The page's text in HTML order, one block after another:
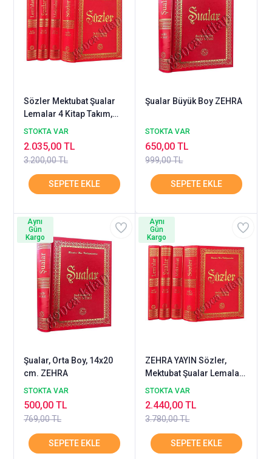
Sözler Mektubat Şualar
Lemalar 4 Kitap Takım,
Orta Boy 14x20 cm
STOKTA VAR
3.200,00 TL
2.035,00 TL
Şualar Büyük Boy ZEHRA
STOKTA VAR
999,00 TL
650,00 TL
Şualar, Orta Boy, 14x20
cm. ZEHRA
STOKTA VAR
769,00 TL
500,00 TL
Aynı
Gün
Kargo
ZEHRA YAYIN Sözler,
Mektubat Şualar Lemalar,
4 Kitap Set, 17x24
STOKTA VAR
3.780,00 TL
2.440,00 TL
Aynı
Gün
Kargo